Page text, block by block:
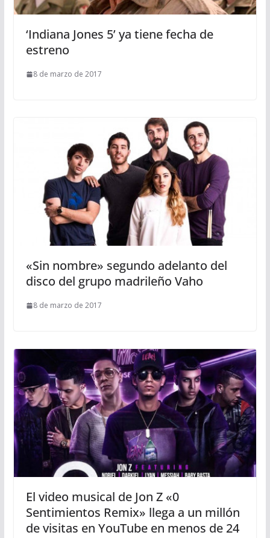
‘Indiana Jones 5’ ya tiene fecha de
estreno
8 de marzo de 2017
«Sin nombre» segundo adelanto del
disco del grupo madrileño Vaho
8 de marzo de 2017
El video musical de Jon Z «0
Sentimientos Remix» llega a un millón
de visitas en YouTube en menos de 24